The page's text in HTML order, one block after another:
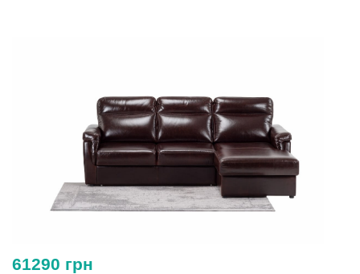
61290 грн